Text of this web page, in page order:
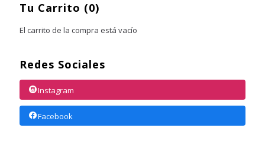
Tu Carrito (0)
El carrito de la compra está vacío
Redes Sociales
Instagram
Facebook